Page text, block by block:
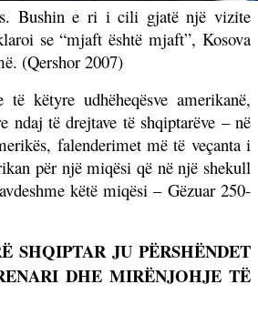
Bushin e ri i cili gjatë një vizite
se “mjaft është mjaft”, Kosova
(Qershor 2007)
të këtyre udhëheqësve amerikanë,
ndaj të drejtave të shqiptarëve – në
falenderimet më të veçanta i
për një miqësi që në një shekull
këtë miqësi – Gëzuar 250-
SHQIPTAR JU PËRSHËNDET
DHE MIRËNJOHJE TË